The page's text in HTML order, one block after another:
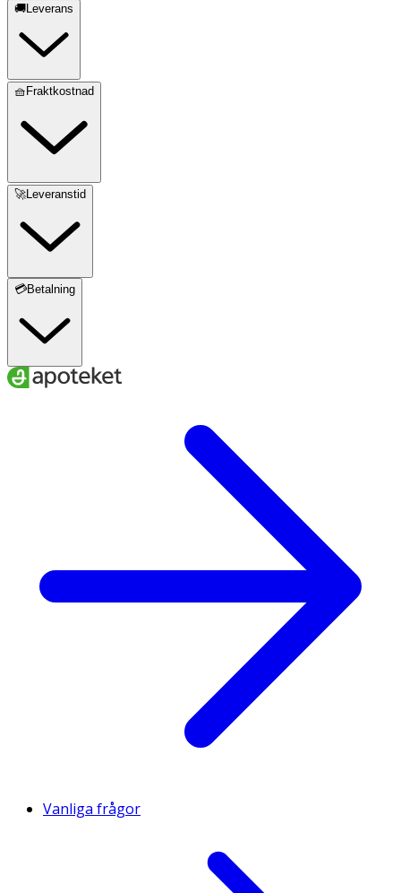
🚚Leverans
🧺Fraktkostnad
🚀Leveranstid
💳Betalning
Vanliga frågor